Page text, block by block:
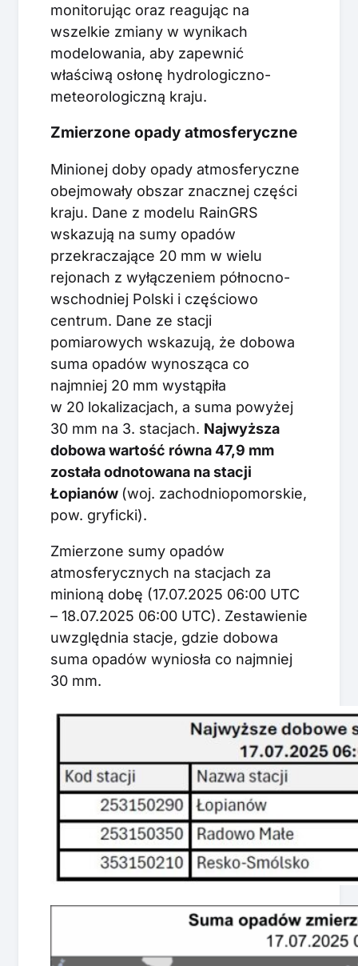
monitorując oraz reagując na
wszelkie zmiany w wynikach
modelowania, aby zapewnić
właściwą osłonę hydrologiczno-
meteorologiczną kraju.
Zmierzone opady atmosferyczne
Minionej doby opady atmosferyczne
obejmowały obszar znacznej części
kraju. Dane z modelu RainGRS
wskazują na sumy opadów
przekraczające 20 mm w wielu
rejonach z wyłączeniem północno-
wschodniej Polski i częściowo
centrum. Dane ze stacji
pomiarowych wskazują, że dobowa
suma opadów wynosząca co
najmniej 20 mm wystąpiła
w 20 lokalizacjach, a suma powyżej
30 mm na 3. stacjach. Najwyższa
dobowa wartość równa 47,9 mm
została odnotowana na stacji
Łopianów (woj. zachodniopomorskie,
pow. gryficki).
Zmierzone sumy opadów
atmosferycznych na stacjach za
minioną dobę (17.07.2025 06:00 UTC
– 18.07.2025 06:00 UTC). Zestawienie
uwzględnia stacje, gdzie dobowa
suma opadów wyniosła co najmniej
30 mm.